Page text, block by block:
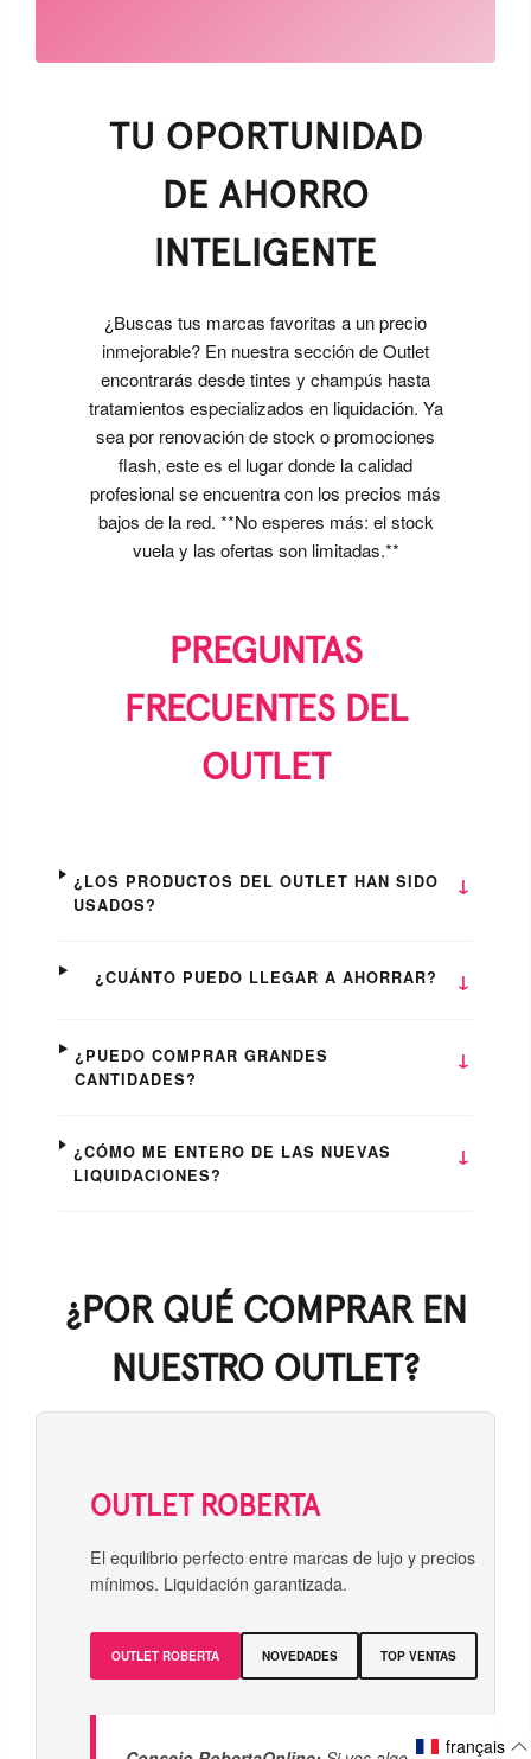
TU OPORTUNIDAD
DE AHORRO
INTELIGENTE
¿Buscas tus marcas favoritas a un precio
inmejorable? En nuestra sección de Outlet
encontrarás desde tintes y champús hasta
tratamientos especializados en liquidación. Ya
sea por renovación de stock o promociones
flash, este es el lugar donde la calidad
profesional se encuentra con los precios más
bajos de la red. **No esperes más: el stock
vuela y las ofertas son limitadas.**
PREGUNTAS
FRECUENTES DEL
OUTLET
¿LOS PRODUCTOS DEL OUTLET HAN SIDO
USADOS?
¿CUÁNTO PUEDO LLEGAR A AHORRAR?
¿PUEDO COMPRAR GRANDES
CANTIDADES?
¿CÓMO ME ENTERO DE LAS NUEVAS
LIQUIDACIONES?
¿POR QUÉ COMPRAR EN
NUESTRO OUTLET?
OUTLET ROBERTA
El equilibrio perfecto entre marcas de lujo y precios
mínimos. Liquidación garantizada.
OUTLET ROBERTA NOVEDADES TOP VENTAS
français